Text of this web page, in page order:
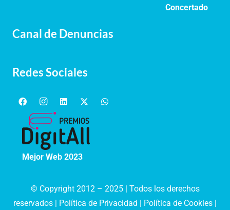
Concertado
Canal de Denuncias
Redes Sociales
Mejor Web 2023
© Copyright 2012 – 2025 | Todos los derechos
reservados |
Política de Privacidad Política de Cookies